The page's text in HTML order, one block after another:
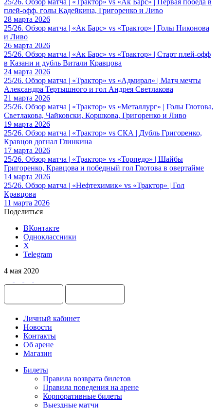
плей-офф, голы Кадейкина, Григоренко и Ливо
28 марта 2026
25/26. Обзор матча | «Ак Барс» vs «Трактор» | Голы Никонова
и Ливо
26 марта 2026
25/26. Обзор матча | «Ак Барс» vs «Трактор» | Старт плей-офф
в Казани и дубль Витали Кравцова
24 марта 2026
25/26. Обзор матча | «Трактор» vs «Адмирал» | Матч мечты
Александра Тертышного и гол Андрея Светлакова
21 марта 2026
25/26. Обзор матча | «Трактор» vs «Металлург» | Голы Глотова,
Светлакова, Чайковски, Коршкова, Григоренко и Ливо
19 марта 2026
25/26. Обзор матча | «Трактор» vs СКА | Дубль Григоренко,
Кравцов догнал Глинкина
17 марта 2026
25/26. Обзор матча | «Трактор» vs «Торпедо» | Шайбы
Григоренко, Кравцова и победный гол Глотова в овертайме
14 марта 2026
25/26. Обзор матча | «Нефтехимик» vs «Трактор» | Гол
Кравцова
11 марта 2026
Поделиться
ВКонтакте
Одноклассники
X
Telegram
4 мая 2020
Личный кабинет
Новости
Контакты
Об арене
Магазин
Билеты
Правила возврата билетов
Правила поведения на арене
Корпоративные билеты
Выездные матчи